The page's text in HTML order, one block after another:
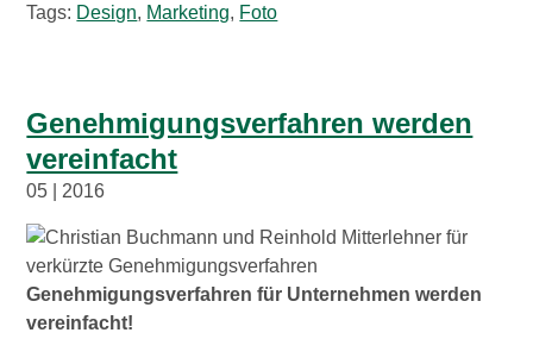
Tags: Design, Marketing, Foto
Genehmigungsverfahren werden
vereinfacht
05 | 2016
Genehmigungsverfahren für Unternehmen werden
vereinfacht!